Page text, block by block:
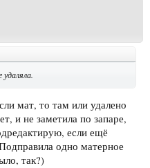
мат, то там или удалено
и не заметила по запаре,
если ещё
одно матерное
так?)